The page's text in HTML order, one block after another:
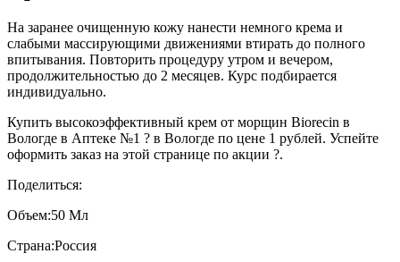
На заранее очищенную кожу нанести немного крема и
слабыми массирующими движениями втирать до полного
впитывания. Повторить процедуру утром и вечером,
продолжительностью до 2 месяцев. Курс подбирается
индивидуально.
Купить высокоэффективный крем от морщин Biorecin в
Вологде в Аптеке №1 ? в Вологде по цене 1 рублей. Успейте
оформить заказ на этой странице по акции ?.
Поделиться:
Объем:50 Мл
Страна:Россия